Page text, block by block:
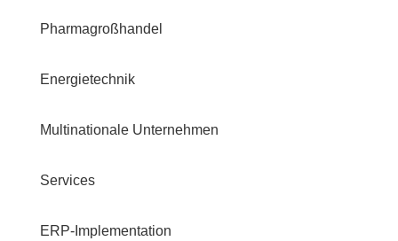
Pharmagroßhandel
Energietechnik
Multinationale Unternehmen
Services
ERP-Implementation